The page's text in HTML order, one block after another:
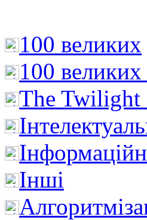
100 великих
100
The Twilight
Інші